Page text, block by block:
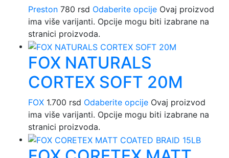
Preston 780 rsd Odaberite opcije Ovaj proizvod
ima više varijanti. Opcije mogu biti izabrane na
stranici proizvoda.
FOX NATURALS
CORTEX SOFT 20M
FOX 1.700 rsd Odaberite opcije Ovaj proizvod
ima više varijanti. Opcije mogu biti izabrane na
stranici proizvoda.